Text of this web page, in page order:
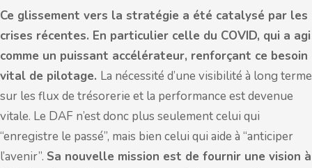
Ce glissement vers la stratégie a été catalysé par les
crises récentes. En particulier celle du COVID, qui a agi
comme un puissant accélérateur, renforçant ce besoin
vital de pilotage. La nécessité d’une visibilité à long terme
sur les flux de trésorerie et la performance est devenue
vitale. Le DAF n’est donc plus seulement celui qui
“enregistre le passé”, mais bien celui qui aide à “anticiper
l’avenir”. Sa nouvelle mission est de fournir une vision à